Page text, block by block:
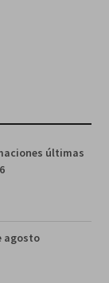
últimas
agosto